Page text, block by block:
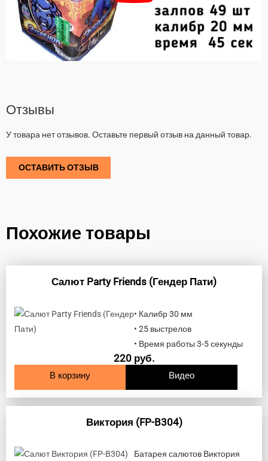
Отзывы
У товара нет отзывов. Оставьте первый отзыв на данный товар.
ОСТАВИТЬ ОТЗЫВ
Похожие товары
Салют Party Friends (Гендер Пати)
• Калибр 30 мм
• 25 выстрелов
• Время работы 3-5 секунды
220 руб.
В корзину Видео
Виктория (FP-B304)
Батарея салютов Виктория